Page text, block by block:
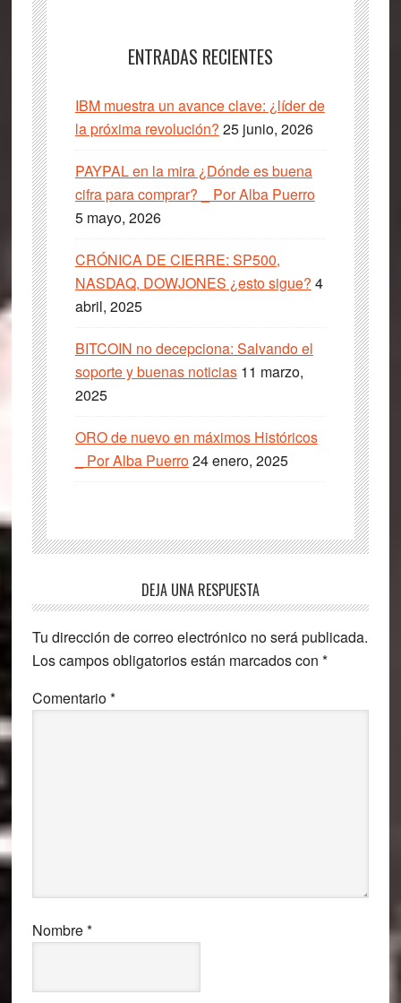
ENTRADAS RECIENTES
IBM muestra un avance clave: ¿líder de
la próxima revolución? 25 junio, 2026
PAYPAL en la mira ¿Dónde es buena
cifra para comprar? _ Por Alba Puerro
5 mayo, 2026
CRÓNICA DE CIERRE: SP500,
NASDAQ, DOWJONES ¿esto sigue? 4
abril, 2025
BITCOIN no decepciona: Salvando el
soporte y buenas noticias 11 marzo,
2025
ORO de nuevo en máximos Históricos
_ Por Alba Puerro24 enero, 2025
Interacciones
con
los
lectores
DEJA UNA RESPUESTA
Tu dirección de correo electrónico no será publicada.
Los campos obligatorios están marcados con *
Comentario*
Nombre*